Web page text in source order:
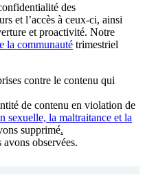
des
et l’accès à ceux-ci, ainsi
et proactivité. Notre
la communauté trimestriel
contre le contenu qui
de contenu en violation de
sexuelle, la maltraitance et la
supprimé.
observées.